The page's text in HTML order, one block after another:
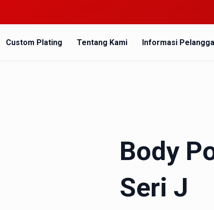
Custom Plating Tentang Kami Informasi
Body
Seri J